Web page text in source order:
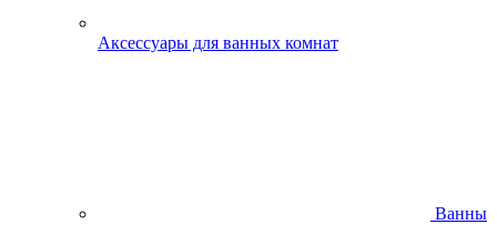
Аксессуары для ванных комнат
Ванны